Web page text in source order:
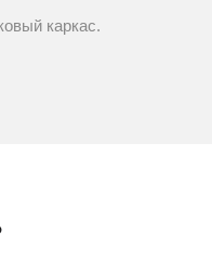
каркас.